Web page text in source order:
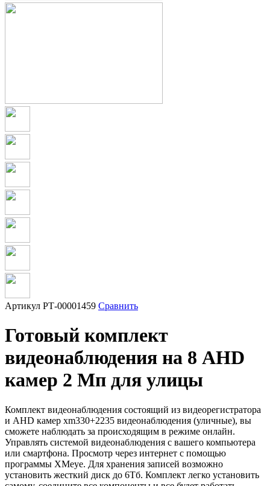
Артикул РТ-00001459 Сравнить
Готовый комплект
видеонаблюдения на 8 AHD
камер 2 Мп для улицы
Комплект видеонаблюдения состоящий из видеорегистратора
и AHD камер xm330+2235 видеонаблюдения (уличные), вы
сможете наблюдать за происходящим в режиме онлайн.
Управлять системой видеонаблюдения с вашего компьютера
или смартфона. Просмотр через интернет с помощью
программы XMeye. Для хранения записей возможно
установить жесткий диск до 6Тб. Комплект легко установить